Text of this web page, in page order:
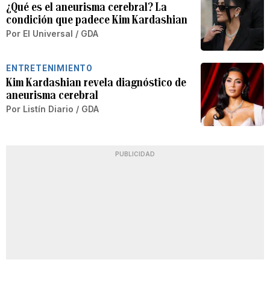
¿Qué es el aneurisma cerebral? La
condición que padece Kim Kardashian
Por El Universal / GDA
ENTRETENIMIENTO
Kim Kardashian revela diagnóstico de
aneurisma cerebral
Por Listín Diario / GDA
PUBLICIDAD